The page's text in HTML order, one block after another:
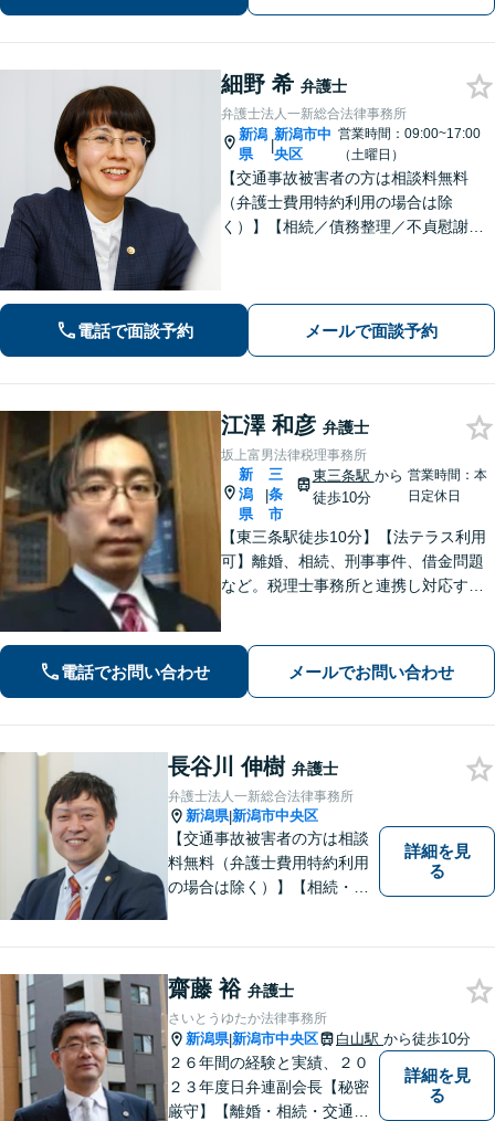
細野 希 弁護士
弁護士法人一新総合法律事務所
新潟
県
|
新潟市中
央区
営業時間：09:00~17:00
（土曜日）
【交通事故被害者の方は相談料無料
（弁護士費用特約利用の場合は除
く）】【相続／債務整理／不貞慰謝料
き、気持ちに寄り添いながら法的サポ
ートをいたします。
電話で面談予約 メールで面談予約
江澤 和彦 弁護士
坂上富男法律税理事務所
新
潟
県
|
三
条
市
東三条駅 から
徒歩10分
営業時間：本
日定休日
【東三条駅徒歩10分】【法テラス利用
可】離婚、相続、刑事事件、借金問題
など。税理士事務所と連携し対応する
まずはお気軽にご相談ください【休
日・夜間相談可】
電話でお問い合わせ メールでお問い合わせ
長谷川 伸樹 弁護士
弁護士法人一新総合法律事務所
新潟県|新潟市中央区
【交通事故被害者の方は相談
料無料（弁護士費用特約利用
の場合は除く）】【相続・債
てお力になります
詳細を見
る
齋藤 裕 弁護士
さいとうゆたか法律事務所
新潟県|新潟市中央区 白山駅 から徒歩10分
２６年間の経験と実績、２０
２３年度日弁連副会長【秘密
厳守】【離婚・相続・交通事
詳細を見
る